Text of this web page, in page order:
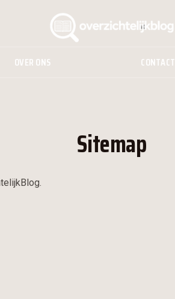
OVER ONS CONTACT
Sitemap